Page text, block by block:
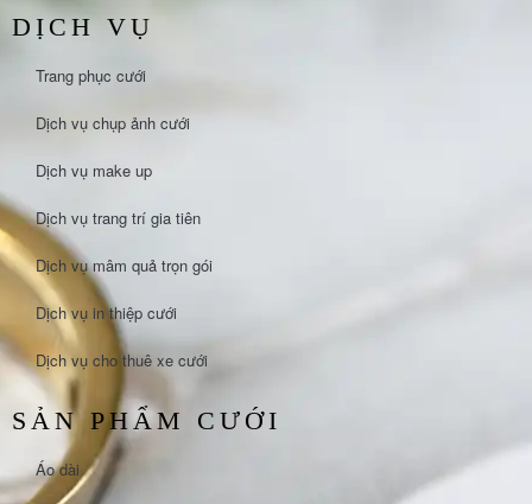
DỊCH VỤ
Trang phục cưới
Dịch vụ chụp ảnh cưới
Dịch vụ make up
Dịch vụ trang trí gia tiên
Dịch vụ mâm quả trọn gói
Dịch vụ in thiệp cưới
Dịch vụ cho thuê xe cưới
SẢN PHẨM CƯỚI
Áo dài